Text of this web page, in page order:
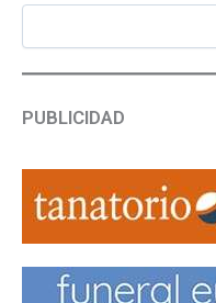
PUBLICIDAD